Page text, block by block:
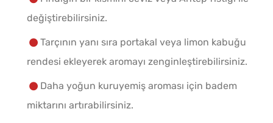
değiştirebilirsiniz.
Tarçının yanı sıra portakal veya limon kabuğu
rendesi ekleyerek aromayı zenginleştirebilirsiniz.
Daha yoğun kuruyemiş aroması için badem
miktarını artırabilirsiniz.